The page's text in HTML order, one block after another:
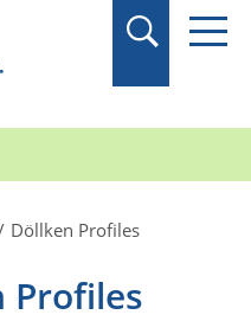
Döllken Profiles
Profiles